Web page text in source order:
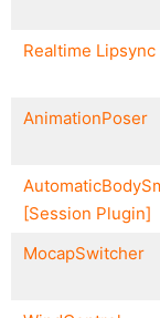
Realtime Lipsync
AnimationPoser
[Session Plugin]
MocapSwitcher